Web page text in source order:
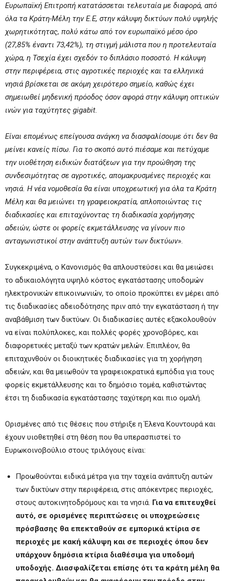
Ευρωπαϊκή Επιτροπή κατατάσσεται τελευταία με διαφορά, από
όλα τα Κράτη-Μέλη την Ε.Ε, στην κάλυψη δικτύων πολύ υψηλής
χωρητικότητας, πολύ κάτω από τον ευρωπαϊκό μέσο όρο
(27,85% έναντι 73,42%), τη στιγμή μάλιστα που η προτελευταία
χώρα, η Τσεχία έχει σχεδόν το διπλάσιο ποσοστό. Η κάλυψη
στην περιφέρεια, στις αγροτικές περιοχές και τα ελληνικά
νησιά βρίσκεται σε ακόμη χειρότερο σημείο, καθώς έχει
σημειωθεί μηδενική πρόοδος όσον αφορά στην κάλυψη οπτικών
ινών για ταχύτητες gigabit.
Είναι επομένως επείγουσα ανάγκη να διασφαλίσουμε ότι δεν θα
μείνει κανείς πίσω. Για το σκοπό αυτό πιέσαμε και πετύχαμε
την υιοθέτηση ειδικών διατάξεων για την προώθηση της
συνδεσιμότητας σε αγροτικές, απομακρυσμένες περιοχές και
νησιά. Η νέα νομοθεσία θα είναι υποχρεωτική για όλα τα Κράτη
Μέλη και θα μειώνει τη γραφειοκρατία, απλοποιώντας τις
διαδικασίες και επιταχύνοντας τη διαδικασία χορήγησης
αδειών, ώστε οι φορείς εκμετάλλευσης να γίνουν πιο
ανταγωνιστικοί στην ανάπτυξη αυτών των δικτύων».
Συγκεκριμένα, ο Κανονισμός θα απλουστεύσει και θα μειώσει
το αδικαιολόγητα υψηλό κόστος εγκατάστασης υποδομών
ηλεκτρονικών επικοινωνιών, το οποίο προκύπτει εν μέρει από
τις διαδικασίες αδειοδότησης πριν από την εγκατάσταση ή την
αναβάθμιση των δικτύων. Οι διαδικασίες αυτές εξακολουθούν
να είναι πολύπλοκες, και πολλές φορές χρονοβόρες, και
διαφορετικές μεταξύ των κρατών μελών. Επιπλέον, θα
επιταχυνθούν οι διοικητικές διαδικασίες για τη χορήγηση
αδειών, και θα μειωθούν τα γραφειοκρατικά εμπόδια για τους
φορείς εκμετάλλευσης και το δημόσιο τομέα, καθιστώντας
έτσι τη διαδικασία εγκατάστασης ταχύτερη και πιο ομαλή.
Ορισμένες από τις θέσεις που στήριξε η Έλενα Κουντουρά και
έχουν υιοθετηθεί στη θέση που θα υπερασπιστεί το
Ευρωκοινοβούλιο στους τριλόγους είναι:
Προωθούνται ειδικά μέτρα για την ταχεία ανάπτυξη αυτών
των δικτύων στην περιφέρεια, στις απόκεντρες περιοχές,
στους αυτοκινητοδρόμους και τα νησιά. Για να επιτευχθεί
αυτό, σε ορισμένες περιπτώσεις οι υποχρεώσεις
πρόσβασης θα επεκταθούν σε εμπορικά κτίρια σε
περιοχές με κακή κάλυψη και σε περιοχές όπου δεν
υπάρχουν δημόσια κτίρια διαθέσιμα για υποδομή
υποδοχής. Διασφαλίζεται επίσης ότι τα κράτη μέλη θα